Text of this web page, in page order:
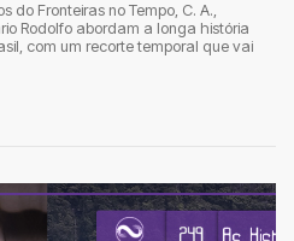
do Fronteiras no Tempo, C. A.,
Rodolfo abordam a longa história
com um recorte temporal que vai